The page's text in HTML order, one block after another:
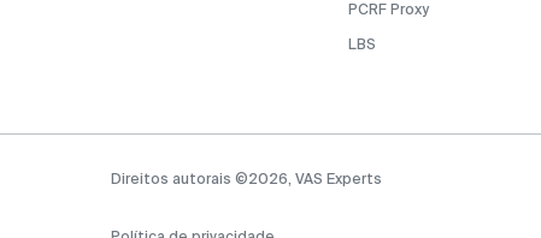
PCRF Proxy
LBS
Direitos autorais ©2026, VAS Experts